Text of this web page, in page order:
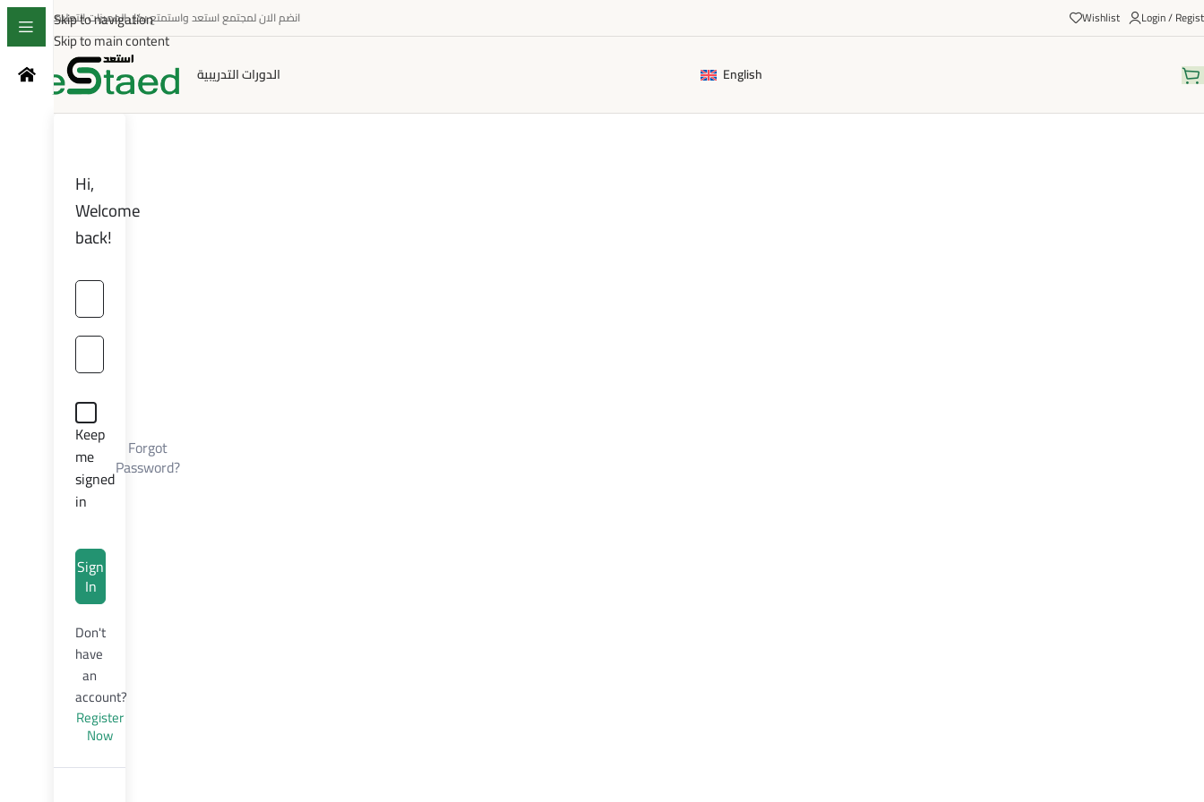
Skip to navigation
Skip to main content
انضم الان لمجتمع استعد واستمتع بكل المميزات التعليمية Wishlist Login /
الدورات التدريبية English
Hi,
Welcome
back!
Keep
me
signed
in
Forgot
Password?
Sign
In
Don't
have
an
account?
Register
Now